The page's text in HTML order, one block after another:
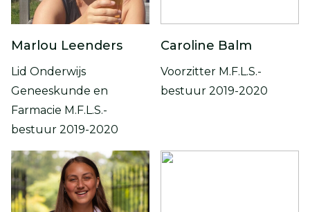
Marlou Leenders
Lid Onderwijs
Geneeskunde en
Farmacie M.F.L.S.-
bestuur 2019-2020
Caroline Balm
Voorzitter M.F.L.S.-
bestuur 2019-2020